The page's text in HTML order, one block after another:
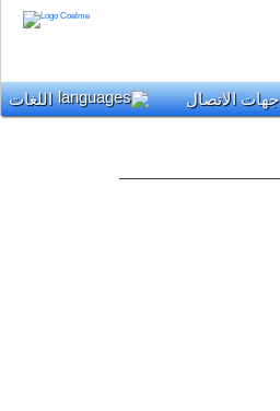
جهات الاتصال اللغات